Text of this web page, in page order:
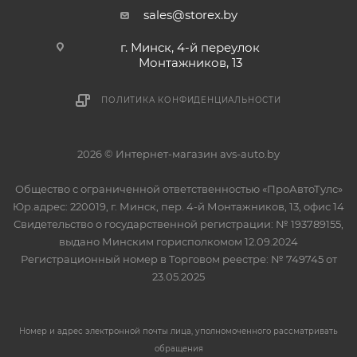
sales@storex.by
г. Минск, 4-й переулок
Монтажников, 13
ПОЛИТИКА КОНФИДЕНЦИАЛЬНОСТИ
2026 © Интернет-магазин avs-auto.by
Общество с ограниченной ответственностью «ПроАвтоТулс»
Юр.адрес: 220019, г. Минск, пер. 4-й Монтажников, 13, офис 14
Свидетельство о государственной регистрации: № 193789155,
выдано Минским горисполкомом 12.09.2024
Регистрационный номер в Торговом реестре: № 749745 от
23.05.2025
Номер и адрес электронной почты лица, уполномоченного рассматривать
обращения